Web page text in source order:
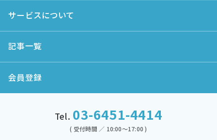
サービスについて
記事一覧
会員登録
Tel. 03-6451-4414
( 受付時間 ／ 10:00～17:00 )